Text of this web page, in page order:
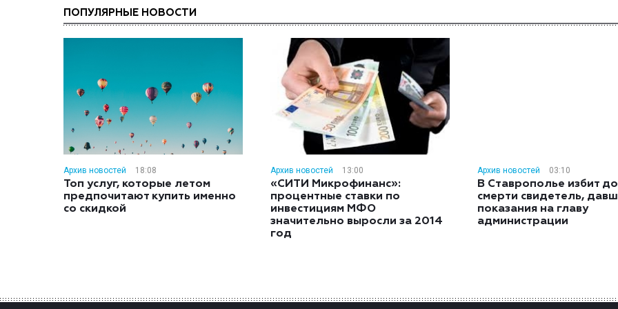
ПОПУЛЯРНЫЕ НОВОСТИ
Архив новостей 18:08
Топ услуг, которые летом
предпочитают купить именно
со скидкой
Архив новостей 13:00
«СИТИ Микрофинанс»:
процентные ставки по
инвестициям МФО
значительно выросли за 2014
год
Архив новостей 03:10
В Ставрополье избит до
смерти свидетель,
показания на главу
администрации